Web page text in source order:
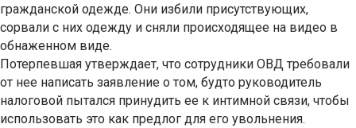
гражданской одежде. Они избили присутствующих,
сорвали с них одежду и сняли происходящее на видео в
обнаженном виде.
Потерпевшая утверждает, что сотрудники ОВД требовали
от нее написать заявление о том, будто руководитель
налоговой пытался принудить ее к интимной связи, чтобы
использовать это как предлог для его увольнения.